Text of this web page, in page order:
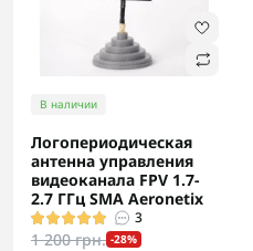
В наличии
Логопериодическая
антенна управления
видеоканала FPV 1.7-
2.7 ГГц SMA Aeronetix
3
1 200 грн. -28%